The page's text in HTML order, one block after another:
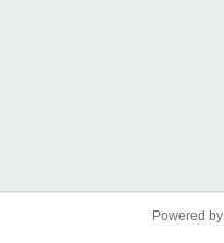
Powered by